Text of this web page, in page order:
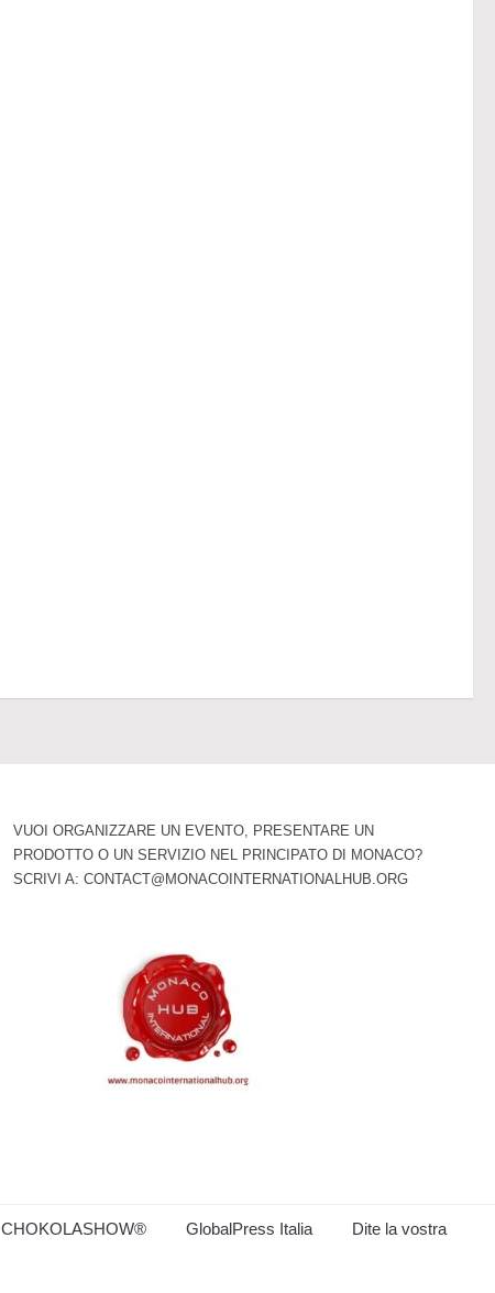
VUOI ORGANIZZARE UN EVENTO, PRESENTARE UN
PRODOTTO O UN SERVIZIO NEL PRINCIPATO DI MONACO?
SCRIVI A: CONTACT@MONACOINTERNATIONALHUB.ORG
CHOKOLASHOW® GlobalPress Italia Dite la vostra